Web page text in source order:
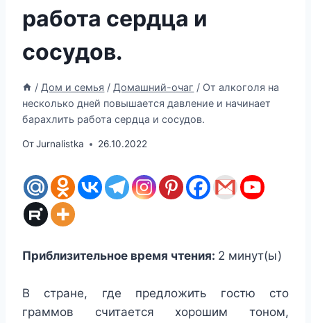
работа сердца и
сосудов.
/ Дом и семья / Домашний-очаг / От алкоголя на
несколько дней повышается давление и начинает
барахлить работа сердца и сосудов.
ОтJurnalistka 26.10.2022
Приблизительное время чтения: 2 минут(ы)
В стране, где предложить гостю сто
граммов считается хорошим тоном,